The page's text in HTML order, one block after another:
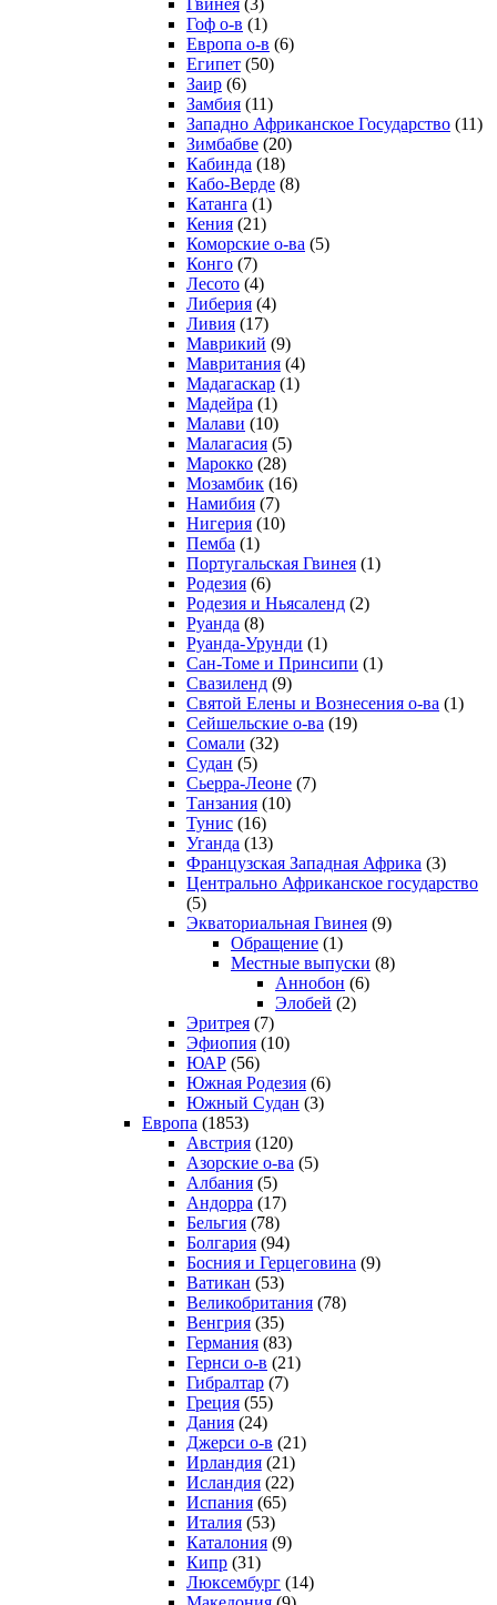
Гоф о-в (1)
Европа о-в (6)
Египет (50)
Заир (6)
Замбия (11)
Западно Африканское Государство (11)
Зимбабве (20)
Кабинда (18)
Кабо-Верде (8)
Катанга (1)
Кения (21)
Коморcкие о-ва (5)
Конго (7)
Лесото (4)
Либерия (4)
Ливия (17)
Маврикий (9)
Мавритания (4)
Мадагаскар (1)
Мадейра (1)
Малави (10)
Малагасия (5)
Марокко (28)
Мозамбик (16)
Намибия (7)
Нигерия (10)
Пемба (1)
Португальская Гвинея (1)
Родезия (6)
Родезия и Ньясаленд (2)
Руанда (8)
Руанда-Урунди (1)
Сан-Томе и Принсипи (1)
Свазиленд (9)
Святой Елены и Вознесения о-ва (1)
Сейшельские о-ва (19)
Сомали (32)
Судан (5)
Сьерра-Леоне (7)
Танзания (10)
Тунис (16)
Уганда (13)
Французская Западная Африка (3)
Центрально Африканское государство
(5)
Экваториальная Гвинея (9)
Обращение (1)
Местные выпуски (8)
Аннобон (6)
Элобей (2)
Эритрея (7)
Эфиопия (10)
ЮАР (56)
Южная Родезия (6)
Южный Судан (3)
Европа (1853)
Австрия (120)
Азорские о-ва (5)
Албания (5)
Андорра (17)
Бельгия (78)
Болгария (94)
Босния и Герцеговина (9)
Ватикан (53)
Великобритания (78)
Венгрия (35)
Германия (83)
Гернси о-в (21)
Гибралтар (7)
Греция (55)
Дания (24)
Джерси о-в (21)
Ирландия (21)
Исландия (22)
Испания (65)
Италия (53)
Каталония (9)
Кипр (31)
Люксембург (14)